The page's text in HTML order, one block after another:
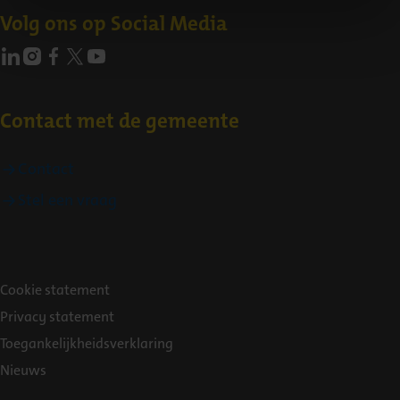
Volg ons op Social Media
Contact met de gemeente
Over
deze
website
Cookie statement
Privacy statement
Toegankelijkheidsverklaring
Nieuws